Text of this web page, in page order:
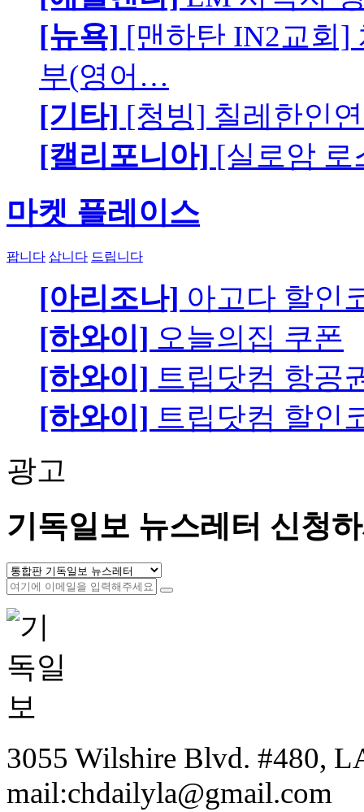
[뉴욕] [맨하탄 IN2교회]
부(영어…
[기타] [청빙] 칠레한인
[캘리포니아] [실로암 로
마켓 플레이스
팝니다 삽니다 드립니다
[아리조나] 아고다 할인
[하와이] 오늘의집 쿠폰
[하와이] 트립닷컴 항공
[하와이] 트립닷컴 할인
광고
기독일보 뉴스레터 신청
3055 Wilshire Blvd. #480,
mail:chdailyla@gmail.com